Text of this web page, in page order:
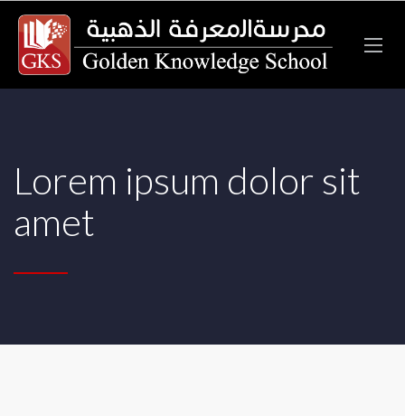
Lorem ipsum dolor sit
amet